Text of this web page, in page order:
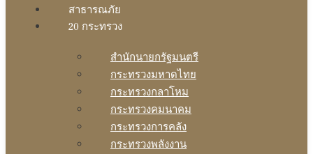
สาธารณภัย
20 กระทรวง
สํานักนายกรัฐมนตรี
กระทรวงมหาดไทย
กระทรวงกลาโหม
กระทรวงคมนาคม
กระทรวงการคลัง
กระทรวงพลังงาน